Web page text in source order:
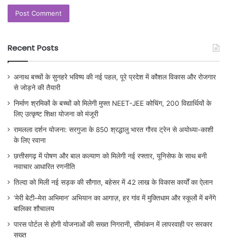
Recent Posts
अनाथ बच्चों के सुनहरे भविष्य की नई पहल, पूरे प्रदेश में कौशल विकास और रोजगार
से जोड़ने की तैयारी
निर्माण श्रमिकों के बच्चों को मिलेगी मुफ्त NEET-JEE कोचिंग, 200 विद्यार्थियों के
लिए उत्कृष्ट शिक्षा योजना को मंजूरी
रामलला दर्शन योजना: सरगुजा के 850 श्रद्धालु भारत गौरव ट्रेन से अयोध्या-काशी
के लिए रवाना
छत्तीसगढ़ में पोषण और बाल कल्याण को मिलेगी नई रफ्तार, यूनिसेफ के साथ बनी
नवाचार आधारित रणनीति
तिल्दा को मिली नई सड़क की सौगात, बहेसर में 42 लाख के विकास कार्यों का ऐलान
‘मेरी बेटी–मेरा अभिमान’ अभियान का आगाज़, हर गांव में मुक्तिधाम और स्कूलों में बनेंगे
बालिका शौचालय
पारस पोर्टल से होगी योजनाओं की सख्त निगरानी, सीमांकन में लापरवाही पर सरकार
सख्त